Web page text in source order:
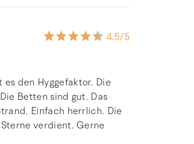
4.5/5
den Hyggefaktor. Die
Betten sind gut. Das
Einfach herrlich. Die
verdient. Gerne